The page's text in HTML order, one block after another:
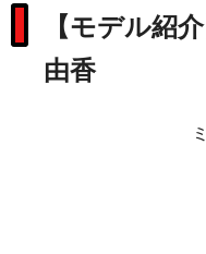
【モデル紹
由香